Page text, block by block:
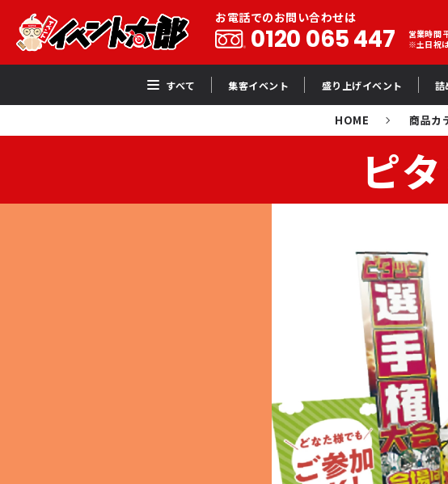
お電話でのお問い合わせは
0120 065 447
営業時間
※土日祝
すべて 集客イベント 盛り上げイベント 詰
HOME 商品カ
ピ